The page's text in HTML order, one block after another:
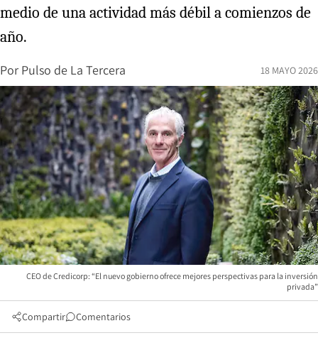
medio de una actividad más débil a comienzos de
año.
Por Pulso de La Tercera 18 MAYO 2026
CEO de Credicorp: “El nuevo gobierno ofrece mejores perspectivas para la inversión
privada”
Compartir Comentarios